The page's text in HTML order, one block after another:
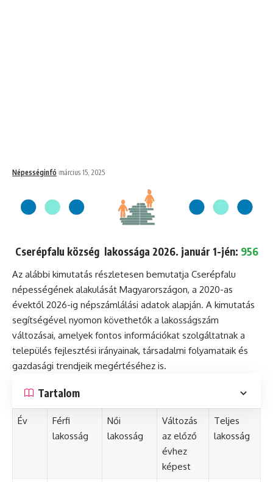
Népességinfó március 15, 2025
Cserépfalu község lakossága 2026. január 1-jén: 956
Az alábbi kimutatás részletesen bemutatja Cserépfalu
népességének alakulását Magyarországon, a 2020-as
évektől 2026-ig népszámlálási adatok alapján. A kimutatás
segítségével nyomon követhetők a lakosságszám
változásai, amelyek fontos információkat szolgáltatnak a
település fejlesztési irányainak, társadalmi folyamataik és
gazdasági trendjeik megértéséhez is.
Tartalom
Év
Férfi
lakosság
Női
lakosság
Változás
az előző
évhez
képest
Teljes
lakosság